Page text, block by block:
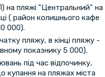
на пляжі "Центральний" на
( район колишнього кафе
000).
пляжу, в кінці пляжу -
показнику 5 000).
під час відпочинку,
купання на пляжах міста